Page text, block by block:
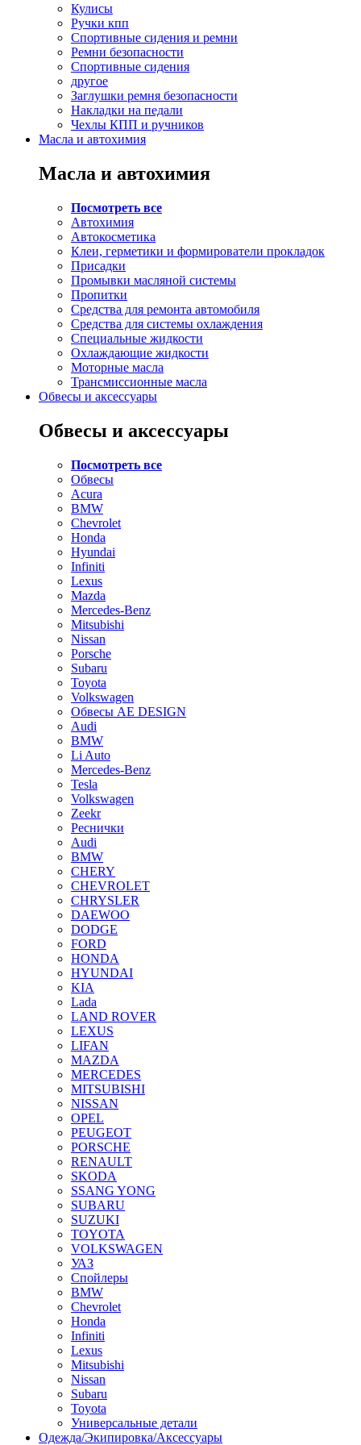
Кулисы
Ручки кпп
Спортивные сидения и ремни
Ремни безопасности
Спортивные сидения
другое
Заглушки ремня безопасности
Накладки на педали
Чехлы КПП и ручников
Масла и автохимия
Масла и автохимия
Посмотреть все
Автохимия
Автокосметика
Клеи, герметики и формирователи прокладок
Присадки
Промывки масляной системы
Пропитки
Средства для ремонта автомобиля
Средства для системы охлаждения
Специальные жидкости
Охлаждающие жидкости
Моторные масла
Трансмиссионные масла
Обвесы и аксессуары
Обвесы и аксессуары
Посмотреть все
Обвесы
Acura
BMW
Chevrolet
Honda
Hyundai
Infiniti
Lexus
Mazda
Mercedes-Benz
Mitsubishi
Nissan
Porsche
Subaru
Toyota
Volkswagen
Обвесы AE DESIGN
Audi
BMW
Li Auto
Mercedes-Benz
Tesla
Volkswagen
Zeekr
Реснички
Audi
BMW
CHERY
CHEVROLET
CHRYSLER
DAEWOO
DODGE
FORD
HONDA
HYUNDAI
KIA
Lada
LAND ROVER
LEXUS
LIFAN
MAZDA
MERCEDES
MITSUBISHI
NISSAN
OPEL
PEUGEOT
PORSCHE
RENAULT
SKODA
SSANG YONG
SUBARU
SUZUKI
TOYOTA
VOLKSWAGEN
УАЗ
Спойлеры
BMW
Chevrolet
Honda
Infiniti
Lexus
Mitsubishi
Nissan
Subaru
Toyota
Универсальные детали
Одежда/Экипировка/Аксессуары